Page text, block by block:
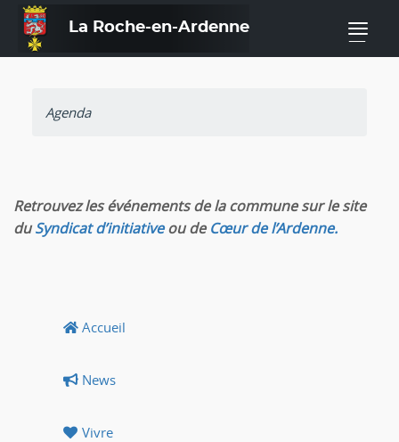
La Roche-en-Ardenne —
Agenda
Retrouvez les événements de la commune sur le site
duSyndicat d’initiativeou deCœur de l’Ardenne.
Accueil
News
Vivre